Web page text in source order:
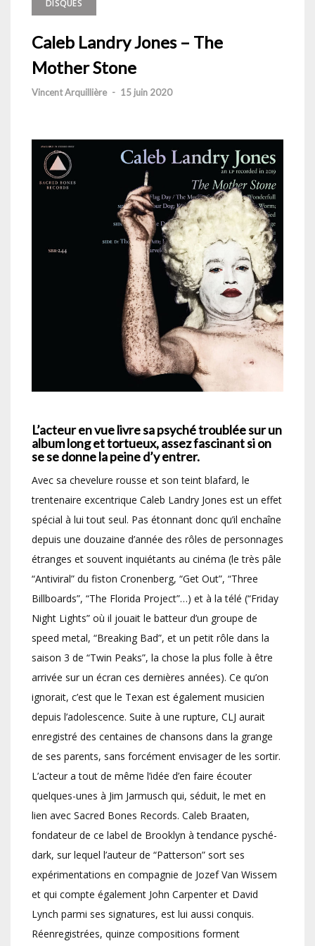
DISQUES
Caleb Landry Jones – The
Mother Stone
Vincent Arquillière - 15 juin 2020
L’acteur en vue livre sa psyché troublée sur un
album long et tortueux, assez fascinant si on
se se donne la peine d’y entrer.
Avec sa chevelure rousse et son teint blafard, le
trentenaire excentrique Caleb Landry Jones est un effet
spécial à lui tout seul. Pas étonnant donc qu’il enchaîne
depuis une douzaine d’année des rôles de personnages
étranges et souvent inquiétants au cinéma (le très pâle
“Antiviral” du fiston Cronenberg, “Get Out”, “Three
Billboards”, “The Florida Project”…) et à la télé (“Friday
Night Lights” où il jouait le batteur d’un groupe de
speed metal, “Breaking Bad”, et un petit rôle dans la
saison 3 de “Twin Peaks”, la chose la plus folle à être
arrivée sur un écran ces dernières années). Ce qu’on
ignorait, c’est que le Texan est également musicien
depuis l’adolescence. Suite à une rupture, CLJ aurait
enregistré des centaines de chansons dans la grange
de ses parents, sans forcément envisager de les sortir.
L’acteur a tout de même l’idée d’en faire écouter
quelques-unes à Jim Jarmusch qui, séduit, le met en
lien avec Sacred Bones Records. Caleb Braaten,
fondateur de ce label de Brooklyn à tendance pysché-
dark, sur lequel l’auteur de “Patterson” sort ses
expérimentations en compagnie de Jozef Van Wissem
et qui compte également John Carpenter et David
Lynch parmi ses signatures, est lui aussi conquis.
Réenregistrées, quinze compositions forment